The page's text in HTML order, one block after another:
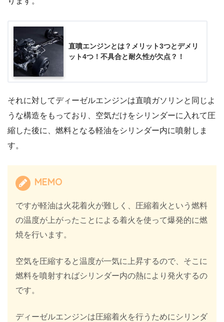
直噴エンジンとは？メリット3つとデメリ
ット4つ！不具合と耐久性が欠点？！
それに対してディーゼルエンジンは直噴ガソリンと同じよ
うな構造をもっており、空気だけをシリンダーに入れて圧
縮した後に、燃料となる軽油をシリンダー内に噴射しま
す。
MEMO
ですが軽油は火花着火が難しく、圧縮着火という燃料
の温度が上がったことによる着火を使って爆発的に燃
焼を行います。
空気を圧縮すると温度が一気に上昇するので、そこに
燃料を噴射すればシリンダー内の熱により発火するの
です。
ディーゼルエンジンは圧縮着火を行うためにシリンダ